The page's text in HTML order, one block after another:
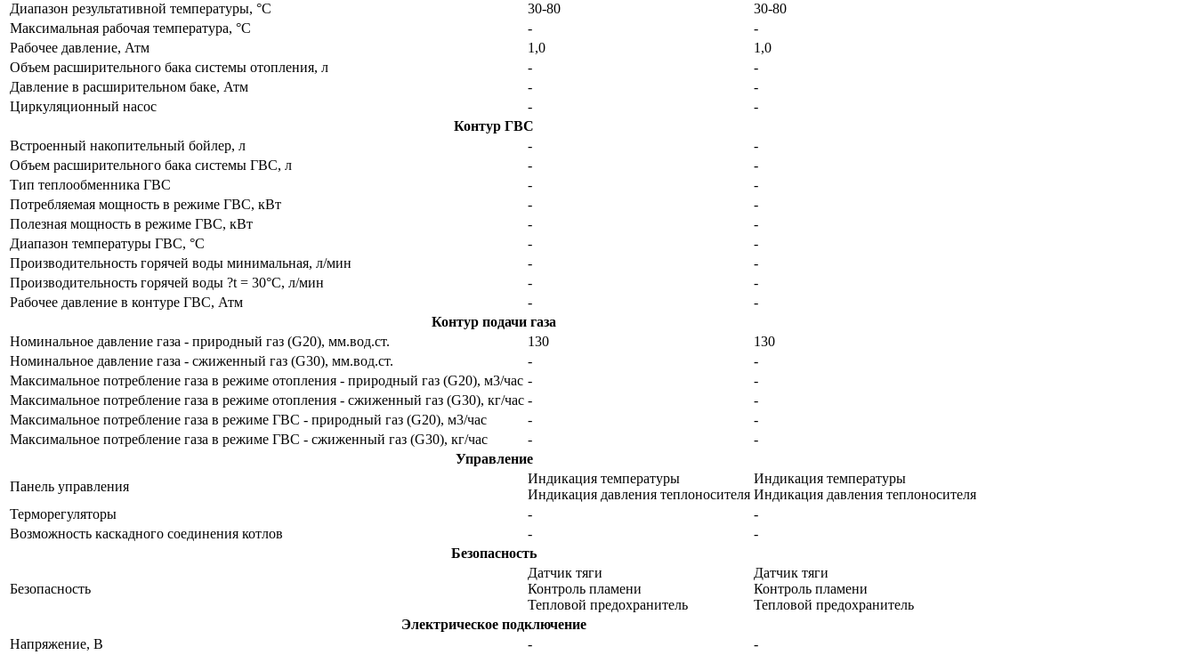
Диапазон результативной температуры, °С
30-80
30-80
Максимальная рабочая температура, °С
-
-
Рабочее давление, Атм
1,0
1,0
Объем расширительного бака системы отопления, л
-
-
Давление в расширительном баке, Атм
-
-
Циркуляционный насос
-
-
Контур ГВС
Встроенный накопительный бойлер, л
-
-
Объем расширительного бака системы ГВС, л
-
-
Тип теплообменника ГВС
-
-
Потребляемая мощность в режиме ГВС, кВт
-
-
Полезная мощность в режиме ГВС, кВт
-
-
Диапазон температуры ГВС, °С
-
-
Производительность горячей воды минимальная, л/мин
-
-
Производительность горячей воды ?t = 30°С, л/мин
-
-
Рабочее давление в контуре ГВС, Атм
-
-
Контур подачи газа
Номинальное давление газа - природный газ (G20), мм.вод.ст.
130
130
Номинальное давление газа - сжиженный газ (G30), мм.вод.ст.
-
-
Максимальное потребление газа в режиме отопления - природный газ (G20), м3/час -
-
Максимальное потребление газа в режиме отопления - сжиженный газ (G30), кг/час -
-
Максимальное потребление газа в режиме ГВС - природный газ (G20), м3/час
-
-
Максимальное потребление газа в режиме ГВС - сжиженный газ (G30), кг/час
-
-
Управление
Панель управления
Индикация температуры
Индикация давления теплоносителя
Индикация температуры
Индикация давления теплоносителя
Терморегуляторы
-
-
Возможность каскадного соединения котлов
-
-
Безопасность
Безопасность
Датчик тяги
Контроль пламени
Тепловой предохранитель
Датчик тяги
Контроль пламени
Тепловой предохранитель
Электрическое подключение
Напряжение, В
- -